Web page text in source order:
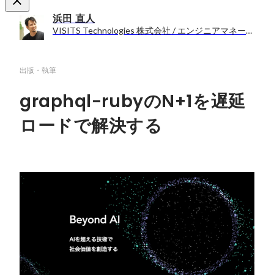
浜田 直人
VISITS Technologies 株式会社 / エンジニアマネージャー
出版・執筆
graphql-rubyのN+1を遅延
ロードで解決する